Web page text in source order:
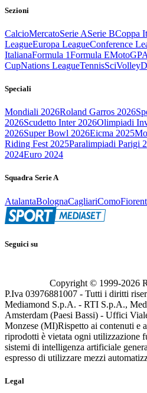
Sezioni
CalcioMercatoSerie ASerie BCoppa
LeagueEuropa LeagueConference
ItalianaFormula 1Formula EMotoGP
CupNations LeagueTennisSciVolley
Speciali
Mondiali 2026Roland Garros 2026
2026Scudetto Inter 2026Olimpiadi
2026Super Bowl 2026Eicma 2025
Riding Fest 2025Paralimpiadi Parigi
2024Euro 2024
Squadra Serie A
AtalantaBolognaCagliariComo
Seguici su
Copyright © 1999-2026
P.Iva 03976881007 - Tutti i diritti
Mediamond S.p.A. - RTI S.p.A.,
Amsterdam (Paesi Bassi) - Uffici
Monzese (MI)Rispetto ai contenuti e
riprodotti è vietata ogni utilizzazione
sistemi di intelligenza artificiale
espresso di utilizzare mezzi
Legal